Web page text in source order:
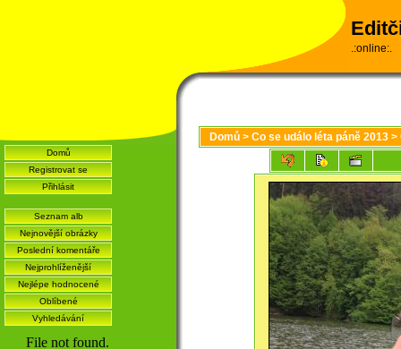
.:online:.
Domů
Registrovat se
Přihlásit
Seznam alb
Nejnovější obrázky
Poslední komentáře
Nejprohlíženější
Nejlépe hodnocené
Oblíbené
Vyhledávání
Domů > Co se událo léta páně 2013 >